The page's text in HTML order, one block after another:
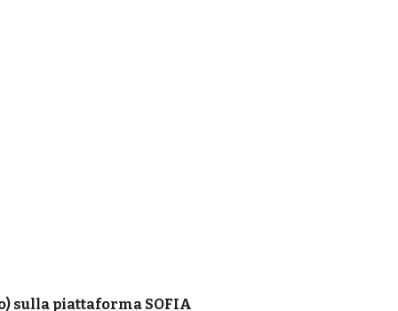
sulla piattaforma SOFIA